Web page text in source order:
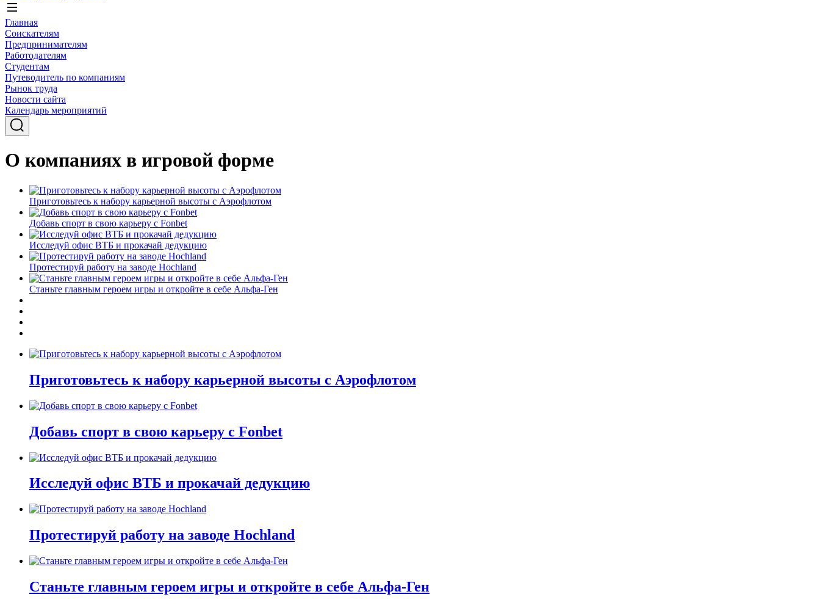
Главная
Соискателям
Предпринимателям
Работодателям
Студентам
Путеводитель по компаниям
Рынок труда
Новости сайта
Календарь мероприятий
О компаниях в игровой форме
Приготовьтесь к набору карьерной высоты с Аэрофлотом
Добавь спорт в свою карьеру с Fonbet
Исследуй офис ВТБ и прокачай дедукцию
Протестируй работу на заводе Hochland
Станьте главным героем игры и откройте в себе Альфа-Ген
Приготовьтесь к набору карьерной высоты с Аэрофлотом
Добавь спорт в свою карьеру с Fonbet
Исследуй офис ВТБ и прокачай дедукцию
Протестируй работу на заводе Hochland
Станьте главным героем игры и откройте в себе Альфа-Ген